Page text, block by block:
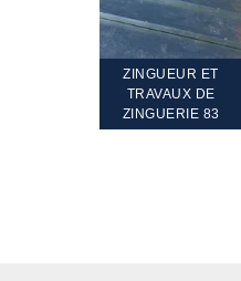
ZINGUEUR ET
TRAVAUX DE
ZINGUERIE 83